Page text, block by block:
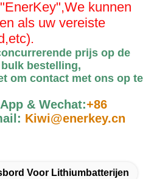
We kunnen
als uw vereiste
prijs op de
bestelling,
om contact met ons op te
& Wechat:+86
Kiwi@enerkey.cn
Voor Lithiumbatterijen